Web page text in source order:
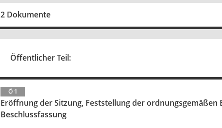
2 Dokumente
Öffentlicher Teil:
Ö 1
Eröffnung der Sitzung, Feststellung der
Beschlussfassung